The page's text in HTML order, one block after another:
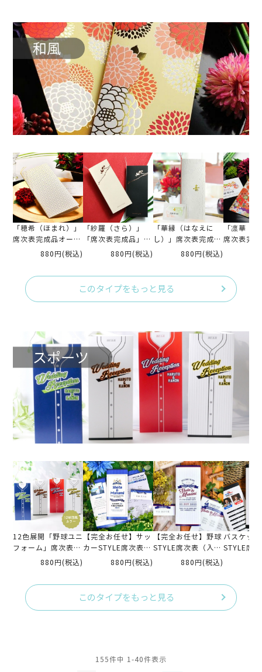
「穂希（ほまれ）」
席次表完成品オーダ
ー（入力・印刷込)
880円(税込)
「紗羅（さら）」
「席次表完成品」印
880円(税込)
「華縁（はなえに
し）」席次表完成品
オーダー（入力・印
880円(税込)
「凛華（
席次表完
このタイプをもっと見る
12色展開「野球ユニ
フォーム」席次表
（入力・印刷込）完
880円(税込)
【完全お任せ】サッ
カーSTYLE席次表
（入力・印刷込)
880円(税込)
【完全お任せ】野球
STYLE席次表（入
力・印刷込)
880円(税込)
バスケッ
STYLE席
このタイプをもっと見る
155件中 1 -40件表示